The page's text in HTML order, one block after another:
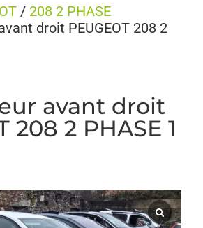
/ 208 2 PHASE
droit PEUGEOT 208 2
avant droit
208 2 PHASE 1